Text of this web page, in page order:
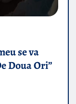
se va
Doua Ori”